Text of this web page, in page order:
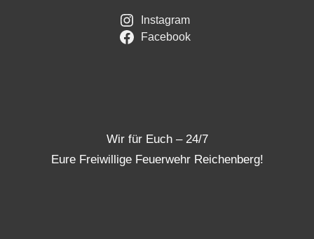
Instagram
Facebook
Wir für Euch – 24/7
Eure Freiwillige Feuerwehr Reichenberg!